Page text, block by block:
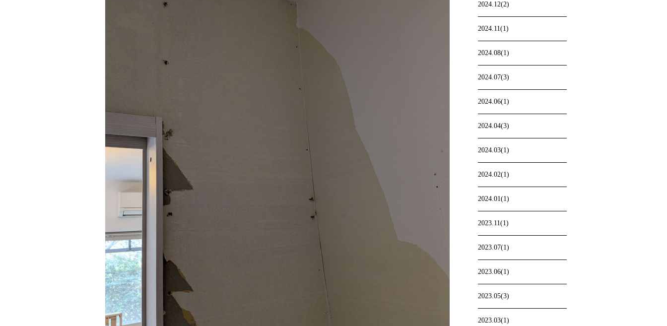
2024.12(2)
2024.11(1)
2024.08(1)
2024.07(3)
2024.06(1)
2024.04(3)
2024.03(1)
2024.02(1)
2024.01(1)
2023.11(1)
2023.07(1)
2023.06(1)
2023.05(3)
2023.03(1)